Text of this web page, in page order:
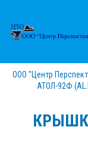
ООО "Центр
АТОЛ-92Ф